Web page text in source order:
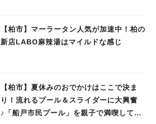
【柏市】マーラータン人気が加速中！柏の
新店LABO麻辣湯はマイルドな感じ
【柏市】夏休みのおでかけはここで決ま
り！流れるプール＆スライダーに大興奮
♪「船戸市民プール」を親子で満喫してき